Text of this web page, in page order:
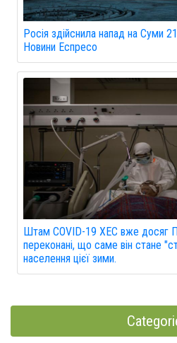
Росія здійснила напад на Суми
Новини Еспресо
Штам COVID-19 XEC вже досяг
переконані, що саме він стане
населення цієї зими.